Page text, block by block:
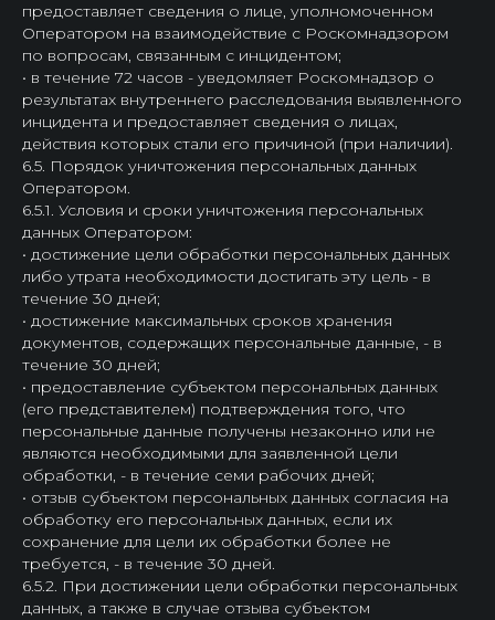
предоставляет сведения о лице, уполномоченном
Оператором на взаимодействие с Роскомнадзором
по вопросам, связанным с инцидентом;
• в течение 72 часов - уведомляет Роскомнадзор о
результатах внутреннего расследования выявленного
инцидента и предоставляет сведения о лицах,
действия которых стали его причиной (при наличии).
6.5. Порядок уничтожения персональных данных
Оператором.
6.5.1. Условия и сроки уничтожения персональных
данных Оператором:
• достижение цели обработки персональных данных
либо утрата необходимости достигать эту цель - в
течение 30 дней;
• достижение максимальных сроков хранения
документов, содержащих персональные данные, - в
течение 30 дней;
• предоставление субъектом персональных данных
(его представителем) подтверждения того, что
персональные данные получены незаконно или не
являются необходимыми для заявленной цели
обработки, - в течение семи рабочих дней;
• отзыв субъектом персональных данных согласия на
обработку его персональных данных, если их
сохранение для цели их обработки более не
требуется, - в течение 30 дней.
6.5.2. При достижении цели обработки персональных
данных, а также в случае отзыва субъектом